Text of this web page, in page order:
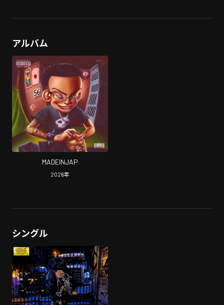
アルバム
MADEINJAP
2026年
シングル